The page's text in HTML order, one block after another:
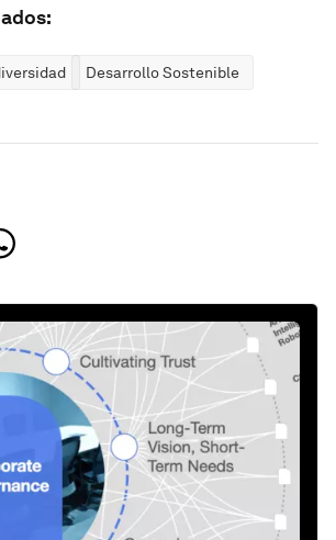
Desarrollo Sostenible